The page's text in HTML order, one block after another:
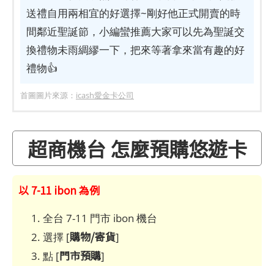
送禮自用兩相宜的好選擇~剛好他正式開賣的時
間鄰近聖誕節，小編蠻推薦大家可以先為聖誕交
換禮物未雨綢繆一下，把來等著拿來當有趣的好
禮物👍
首圖圖片來源： icash愛金卡公司
超商機台 怎麼預購悠遊卡
以 7-11 ibon 為例
全台 7-11 門市 ibon 機台
選擇 [購物/寄貨]
點 [門市預購]